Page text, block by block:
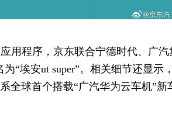
用程序，京东联合宁德时代、广
“埃安ut super”。相关细节还显示
全球首个搭载“广汽华为云车机”